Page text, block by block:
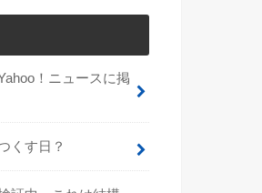
！ニュースに掲
くす日？